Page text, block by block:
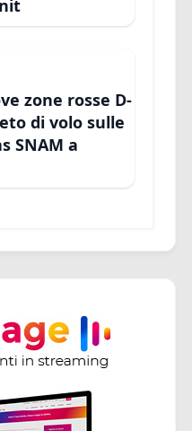
zone rosse D-
di volo sulle
SNAM a